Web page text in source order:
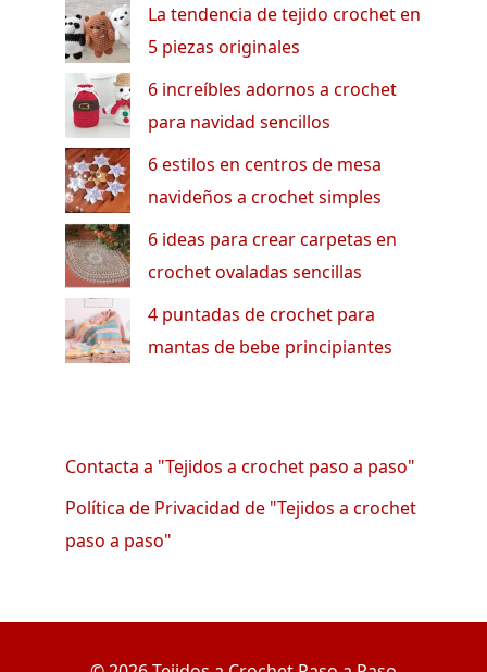
La tendencia de tejido crochet en
5 piezas originales
6 increíbles adornos a crochet
para navidad sencillos
6 estilos en centros de mesa
navideños a crochet simples
6 ideas para crear carpetas en
crochet ovaladas sencillas
4 puntadas de crochet para
mantas de bebe principiantes
Contacta a "Tejidos a crochet paso a paso"
Política de Privacidad de "Tejidos a crochet
paso a paso"